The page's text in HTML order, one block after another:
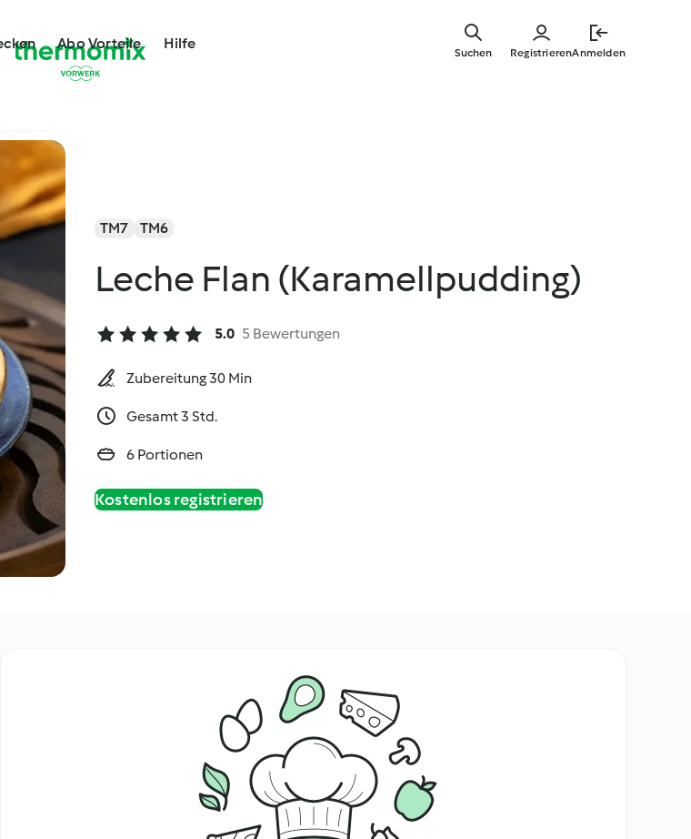
springen
Abo Vorteile Hilfe
RegistrierenAnmelden
Suchen
TM7 TM6
Leche Flan (Karamellpudding)
5.0 5 Bewertungen
Zubereitung 30 Min
Gesamt 3 Std.
6 Portionen
Kostenlos registrieren